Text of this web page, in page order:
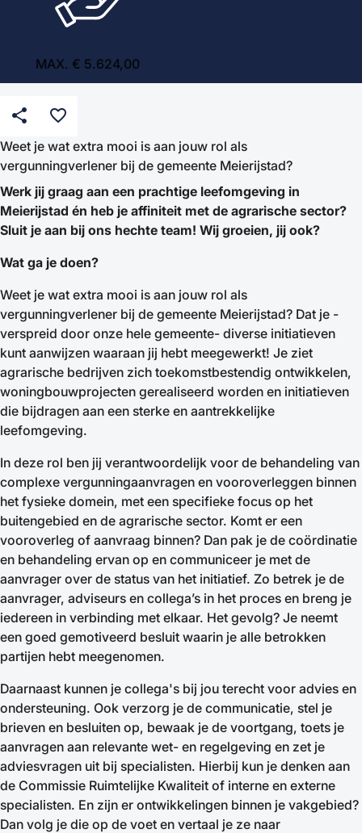
MAX. € 5.624,00
share favorite_border
Weet je wat extra mooi is aan jouw rol als
vergunningverlener bij de gemeente Meierijstad?
Werk jij graag aan een prachtige leefomgeving in
Meierijstad én heb je affiniteit met de agrarische sector?
Sluit je aan bij ons hechte team! Wij groeien, jij ook?
Wat ga je doen?
Weet je wat extra mooi is aan jouw rol als
vergunningverlener bij de gemeente Meierijstad? Dat je -
verspreid door onze hele gemeente- diverse initiatieven
kunt aanwijzen waaraan jij hebt meegewerkt! Je ziet
agrarische bedrijven zich toekomstbestendig ontwikkelen,
woningbouwprojecten gerealiseerd worden en initiatieven
die bijdragen aan een sterke en aantrekkelijke
leefomgeving.
In deze rol ben jij verantwoordelijk voor de behandeling van
complexe vergunningaanvragen en vooroverleggen binnen
het fysieke domein, met een specifieke focus op het
buitengebied en de agrarische sector. Komt er een
vooroverleg of aanvraag binnen? Dan pak je de coördinatie
en behandeling ervan op en communiceer je met de
aanvrager over de status van het initiatief. Zo betrek je de
aanvrager, adviseurs en collega’s in het proces en breng je
iedereen in verbinding met elkaar. Het gevolg? Je neemt
een goed gemotiveerd besluit waarin je alle betrokken
partijen hebt meegenomen.
Daarnaast kunnen je collega's bij jou terecht voor advies en
ondersteuning. Ook verzorg je de communicatie, stel je
brieven en besluiten op, bewaak je de voortgang, toets je
aanvragen aan relevante wet- en regelgeving en zet je
adviesvragen uit bij specialisten. Hierbij kun je denken aan
de Commissie Ruimtelijke Kwaliteit of interne en externe
specialisten. En zijn er ontwikkelingen binnen je vakgebied?
Dan volg je die op de voet en vertaal je ze naar